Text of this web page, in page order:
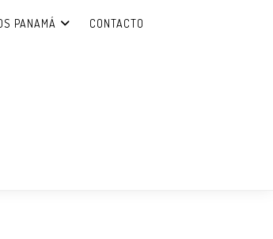
PANAMÁ CONTACTO